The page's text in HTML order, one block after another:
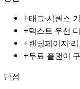
+태그·시퀀스
+텍스트 우선
+랜딩페이지·
+무료 플랜이
단점